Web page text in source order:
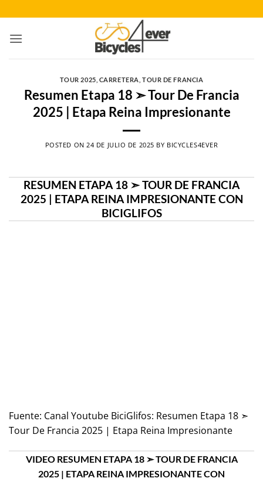
al
contenido
TOUR 2025 CARRETERA TOUR DE FRANCIA
Resumen Etapa 18 ➣ Tour De Francia
2025 | Etapa Reina Impresionante
POSTED ON 24 DE JULIO DE 2025 BY BICYCLES4EVER
RESUMEN ETAPA 18 ➣ TOUR DE FRANCIA
2025 | ETAPA REINA IMPRESIONANTE CON
BICIGLIFOS
Fuente: Canal Youtube BiciGlifos: Resumen Etapa 18 ➣
Tour De Francia 2025 | Etapa Reina Impresionante
VIDEO RESUMEN ETAPA 18 ➣ TOUR DE FRANCIA
2025 | ETAPA REINA IMPRESIONANTE CON